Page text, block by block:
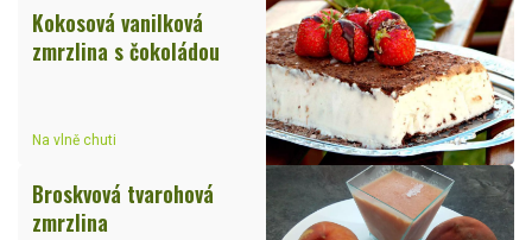
Kokosová vanilková
zmrzlina s čokoládou
Na vlně chuti
Broskvová tvarohová
zmrzlina